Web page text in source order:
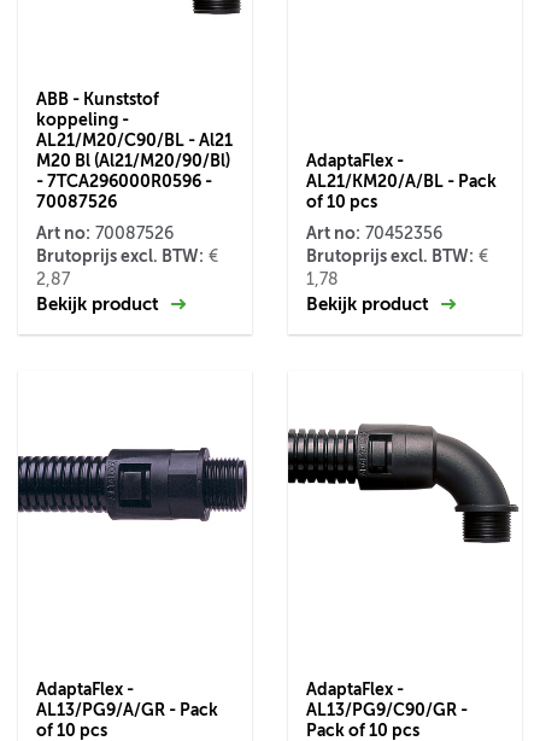
ABB - Kunststof
koppeling -
AL21/M20/C90/BL - Al21
M20 Bl (Al21/M20/90/Bl)
- 7TCA296000R0596 -
70087526
Art no: 70087526
Brutoprijs excl. BTW: €
2,87
Bekijk product
AdaptaFlex -
AL21/KM20/A/BL - Pack
of 10 pcs
Art no: 70452356
Brutoprijs excl. BTW: €
1,78
Bekijk product
AdaptaFlex -
AL13/PG9/A/GR - Pack
of 10 pcs
AdaptaFlex -
AL13/PG9/C90/GR -
Pack of 10 pcs